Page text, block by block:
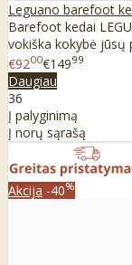
Leguano barefoot
Barefoot kedai
vokiška kokybė jūsų
€9200€14999
Daugiau
36
Į palyginimą
Į norų sąrašą
Akcija -40%